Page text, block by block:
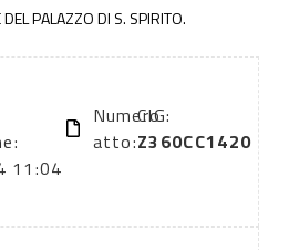
PALAZZO DI S. SPIRITO.
11:04
Numero
atto:
CIG:
Z360CC1420